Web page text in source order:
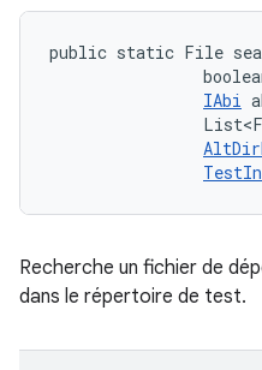
public static File
IAbi
Recherche un fichier de
dans le répertoire de test.